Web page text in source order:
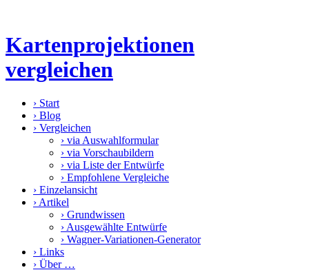
Kartenprojektionen
vergleichen
› Start
› Blog
› Vergleichen
› via Auswahlformular
› via Vorschaubildern
› via Liste der Entwürfe
› Empfohlene Vergleiche
› Einzelansicht
› Artikel
› Grundwissen
› Ausgewählte Entwürfe
› Wagner-Variationen-Generator
› Links
› Über …